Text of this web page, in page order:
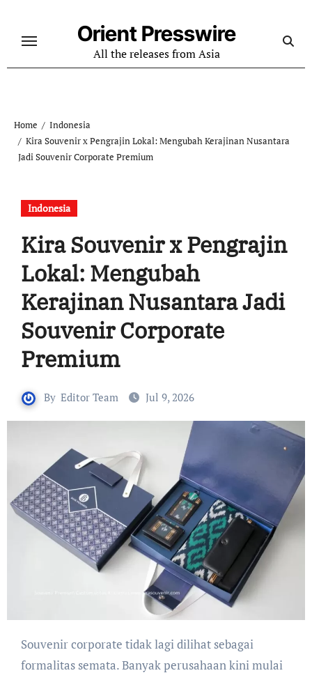
content
Orient Presswire
All the releases from Asia
Home
Indonesia
Kira Souvenir x Pengrajin Lokal: Mengubah Kerajinan Nusantara
Jadi Souvenir Corporate Premium
Indonesia
Kira Souvenir x Pengrajin
Lokal: Mengubah
Kerajinan Nusantara Jadi
Souvenir Corporate
Premium
By Editor Team Jul 9, 2026
Souvenir corporate tidak lagi dilihat sebagai
formalitas semata. Banyak perusahaan kini mulai